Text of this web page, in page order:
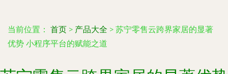
当前位置： 首页 > 产品大全 > 苏宁零售云跨界家居的显著
优势 小程序平台的赋能之道